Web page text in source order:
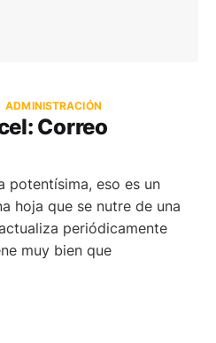
Correo
ADMINISTRACIÓN
potentísima, eso es un
hoja que se nutre de una
periódicamente
muy bien que